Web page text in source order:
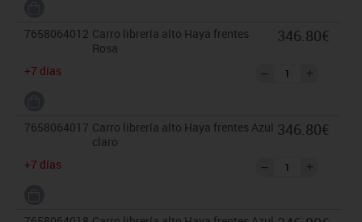
7658064012 Carro librería alto Haya frentes
Rosa
+7 días
346.80€
7658064017 Carro librería alto Haya frentes Azul
claro
+7 días
346.80€